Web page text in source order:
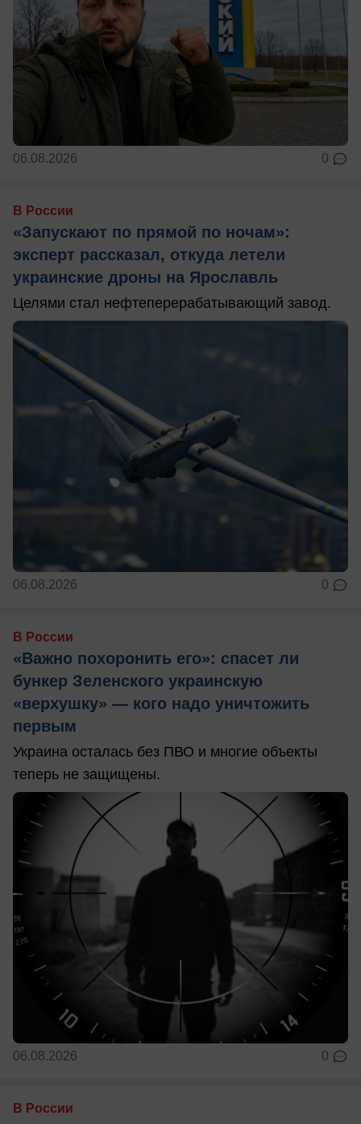
06.08.2026 0
В России
«Запускают по прямой по ночам»:
эксперт рассказал, откуда летели
украинские дроны на Ярославль
Целями стал нефтеперерабатывающий завод.
06.08.2026 0
В России
«Важно похоронить его»: спасет ли
бункер Зеленского украинскую
«верхушку» — кого надо уничтожить
первым
Украина осталась без ПВО и многие объекты
теперь не защищены.
06.08.2026 0
В России